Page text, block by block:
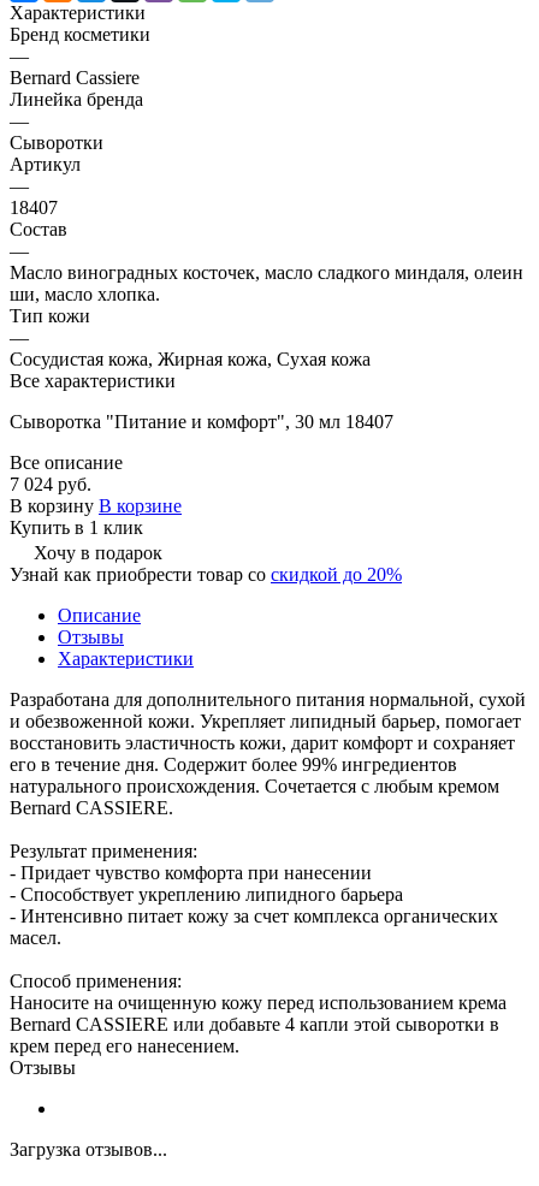
Характеристики
Бренд косметики
—
Bernard Cassiere
Линейка бренда
—
Сыворотки
Артикул
—
18407
Состав
—
Масло виноградных косточек, масло сладкого миндаля, олеин
ши, масло хлопка.
Тип кожи
—
Сосудистая кожа, Жирная кожа, Сухая кожа
Все характеристики
Сыворотка "Питание и комфорт", 30 мл 18407
Все описание
7 024 руб.
В корзину В корзине
Купить в 1 клик
Хочу в подарок
Узнай как приобрести товар со скидкой до 20%
Описание
Отзывы
Характеристики
Разработана для дополнительного питания нормальной, сухой
и обезвоженной кожи. Укрепляет липидный барьер, помогает
восстановить эластичность кожи, дарит комфорт и сохраняет
его в течение дня. Содержит более 99% ингредиентов
натурального происхождения. Сочетается с любым кремом
Bernard CASSIERE.
Результат применения:
- Придает чувство комфорта при нанесении
- Способствует укреплению липидного барьера
- Интенсивно питает кожу за счет комплекса органических
масел.
Способ применения:
Наносите на очищенную кожу перед использованием крема
Bernard CASSIERE или добавьте 4 капли этой сыворотки в
крем перед его нанесением.
Отзывы
Загрузка отзывов...